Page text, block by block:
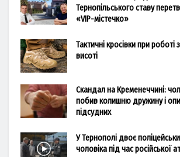
Тернопільського ставу
«VIP-містечко»
Тактичні кросівки при роботі
висоті
Скандал на Кременеччині:
побив колишню дружину і
підсудних
У Тернополі двоє
чоловіка під час російської